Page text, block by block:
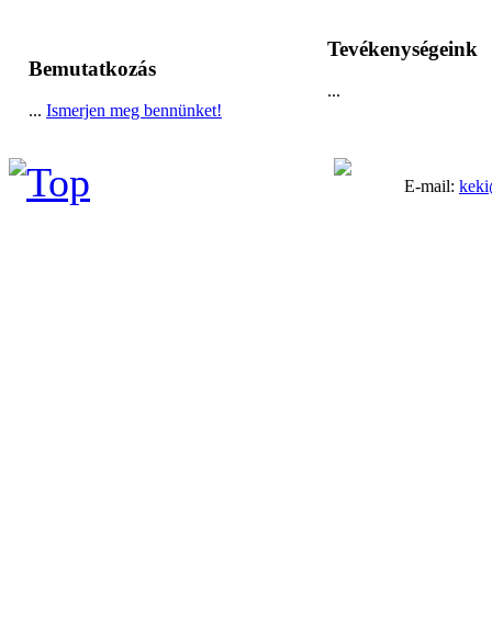
Bemutatkozás
... Ismerjen meg bennünket!
Tevékenységeink
...
E-mail: